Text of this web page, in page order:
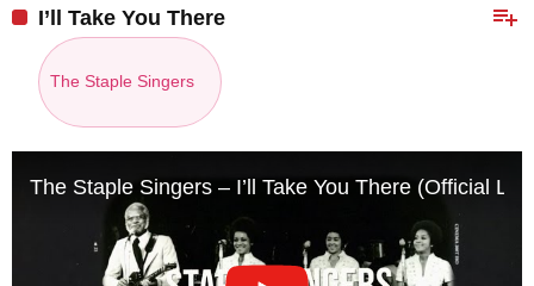
playlist_add
I’ll Take You There
The Staple Singers
The Staple Singers – I’ll Take You There (Official